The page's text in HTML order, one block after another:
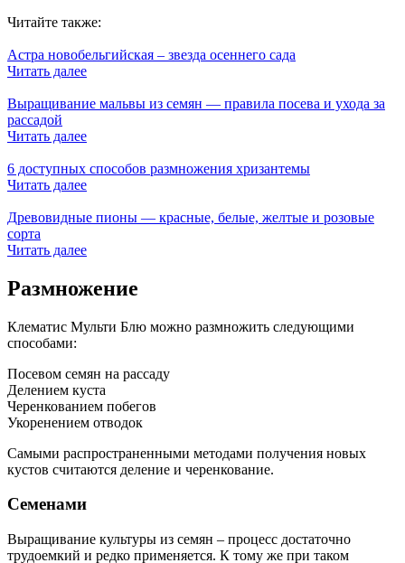
Читайте также:
Астра новобельгийская – звезда осеннего сада
Читать далее
Выращивание мальвы из семян — правила посева и ухода за
рассадой
Читать далее
6 доступных способов размножения хризантемы
Читать далее
Древовидные пионы — красные, белые, желтые и розовые
сорта
Читать далее
Размножение
Клематис Мульти Блю можно размножить следующими
способами:
Посевом семян на рассаду
Делением куста
Черенкованием побегов
Укоренением отводок
Самыми распространенными методами получения новых
кустов считаются деление и черенкование.
Семенами
Выращивание культуры из семян – процесс достаточно
трудоемкий и редко применяется. К тому же при таком